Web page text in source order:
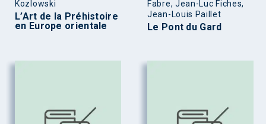
Kozlowski
L’Art de la Préhistoire
en Europe orientale
Fabre, Jean-Luc Fiches,
Jean-Louis Paillet
Le Pont du Gard